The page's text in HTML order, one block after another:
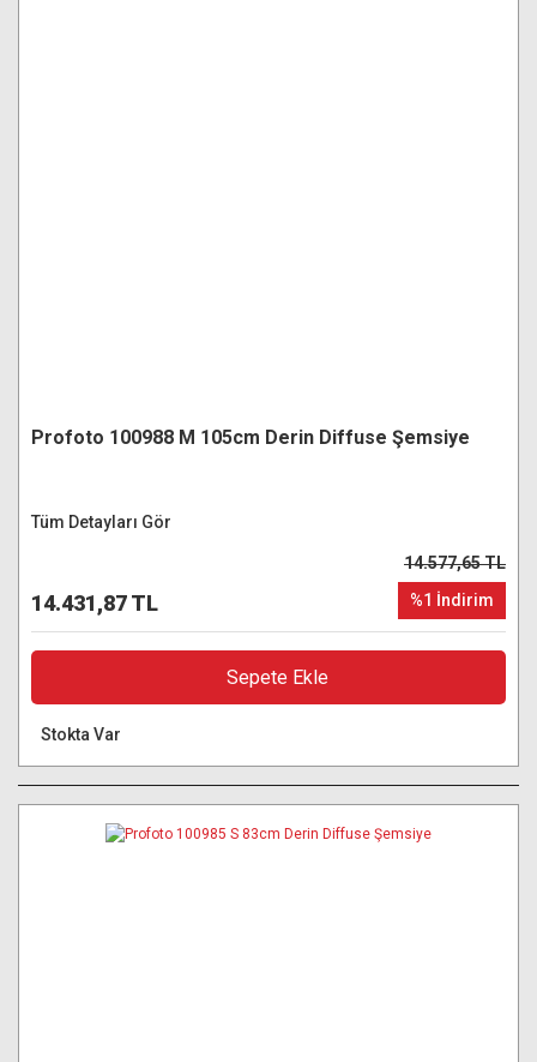
Profoto 100988 M 105cm Derin Diffuse Şemsiye
Tüm Detayları Gör
14.431,87 TL
14.577,65 TL
%1 İndirim
Sepete Ekle
Stokta Var